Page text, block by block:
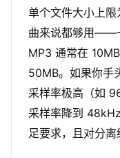
单个文件大小上
曲来说都够用——
MP3 通常在
50MB。如果你手
采样率极高（如
采样率降到
足要求，且对分离